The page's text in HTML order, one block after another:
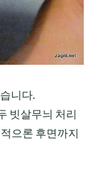
니다.
빗살무늬 처리
으론 후면까지